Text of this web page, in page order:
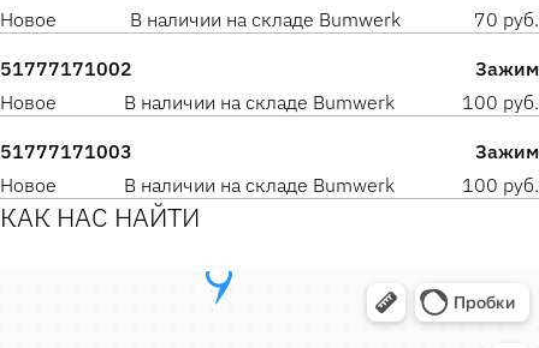
Новое
В наличии на складе Bumwerk 70 руб.
51777171002
Зажим
Новое
В наличии на складе Bumwerk 100 руб.
51777171003
Зажим
Новое
В наличии на складе Bumwerk 100 руб.
КАК НАС НАЙТИ